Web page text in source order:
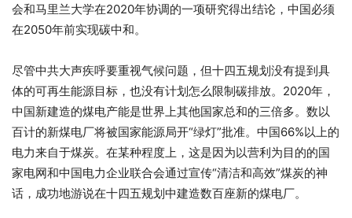
会和马里兰大学在2020年协调的一项研究得出结论，中国必须
在2050年前实现碳中和。
尽管中共大声疾呼要重视气候问题，但十四五规划没有提到具
体的可再生能源目标，也没有计划怎么限制碳排放。2020年，
中国新建造的煤电产能是世界上其他国家总和的三倍多。数以
百计的新煤电厂将被国家能源局开“绿灯”批准。中国66%以上的
电力来自于煤炭。在某种程度上，这是因为以营利为目的的国
家电网和中国电力企业联合会通过宣传“清洁和高效”煤炭的神
话，成功地游说在十四五规划中建造数百座新的煤电厂。